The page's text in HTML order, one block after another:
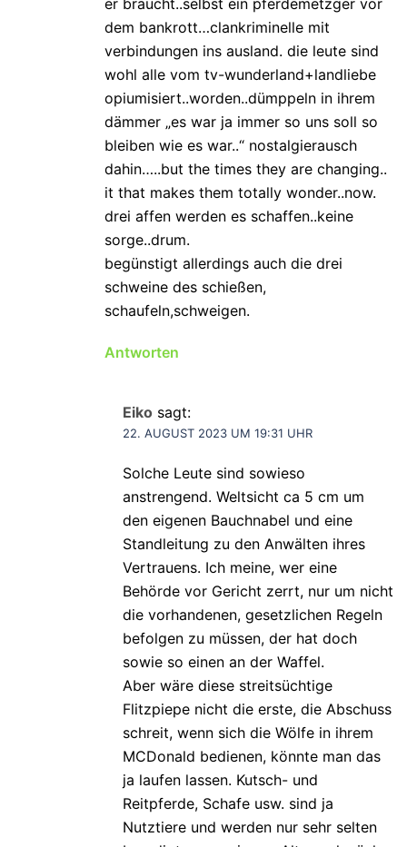
dem bankrott…clankriminelle mit
verbindungen ins ausland. die leute sind
wohl alle vom tv-wunderland+landliebe
opiumisiert..worden..dümppeln in ihrem
dämmer „es war ja immer so uns soll so
bleiben wie es war..“ nostalgierausch
dahin…..but the times they are changing..
it that makes them totally wonder..now.
drei affen werden es schaffen..keine
sorge..drum.
begünstigt allerdings auch die drei
schweine des schießen,
schaufeln,schweigen.
Antworten
Eiko sagt:
22. AUGUST 2023 UM 19:31 UHR
Solche Leute sind sowieso
anstrengend. Weltsicht ca 5 cm um
den eigenen Bauchnabel und eine
Standleitung zu den Anwälten ihres
Vertrauens. Ich meine, wer eine
Behörde vor Gericht zerrt, nur um nicht
die vorhandenen, gesetzlichen Regeln
befolgen zu müssen, der hat doch
sowie so einen an der Waffel.
Aber wäre diese streitsüchtige
Flitzpiepe nicht die erste, die Abschuss
schreit, wenn sich die Wölfe in ihrem
MCDonald bedienen, könnte man das
ja laufen lassen. Kutsch- und
Reitpferde, Schafe usw. sind ja
Nutztiere und werden nur sehr selten